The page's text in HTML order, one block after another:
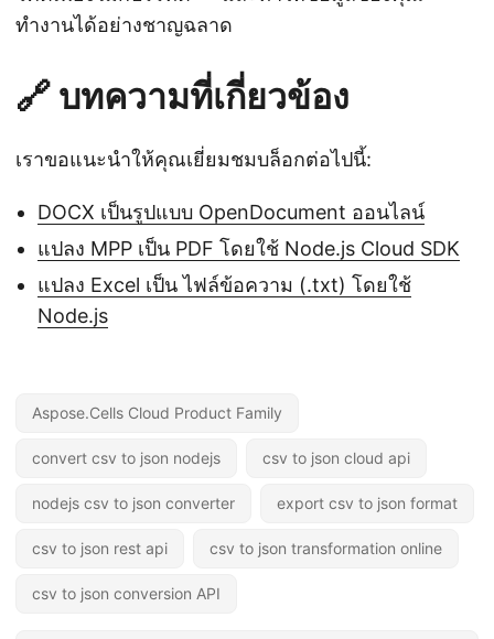
ทำงานได้อย่างชาญฉลาด
🔗 บทความที่เกี่ยวข้อง
เราขอแนะนำให้คุณเยี่ยมชมบล็อกต่อไปนี้:
DOCX เป็นรูปแบบ OpenDocument ออนไลน์
แปลง MPP เป็น PDF โดยใช้ Node.js Cloud SDK
แปลง Excel เป็น ไฟล์ข้อความ (.txt) โดยใช้
Node.js
Aspose.Cells Cloud Product Family
convert csv to json nodejs csv to json cloud api
nodejs csv to json converter export csv to json format
csv to json rest api csv to json transformation online
csv to json conversion API